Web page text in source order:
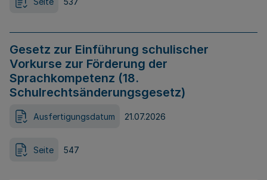
Gesetz zur Einführung schulischer
Vorkurse zur Förderung der
Sprachkompetenz (18.
Schulrechtsänderungsgesetz)
Ausfertigungsdatum 21.07.2026
Seite 547